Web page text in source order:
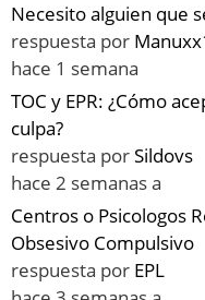
Necesito alguien que
respuesta por
hace 1 semana
TOC y EPR: ¿Cómo
culpa?
respuesta porSildovs
hace 2 semanas a
Centros o Psicologos
Obsesivo Compulsivo
respuesta por EPL